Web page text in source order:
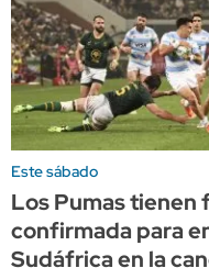
Este sábado
Los Pumas tienen
confirmada para
Sudáfrica en la